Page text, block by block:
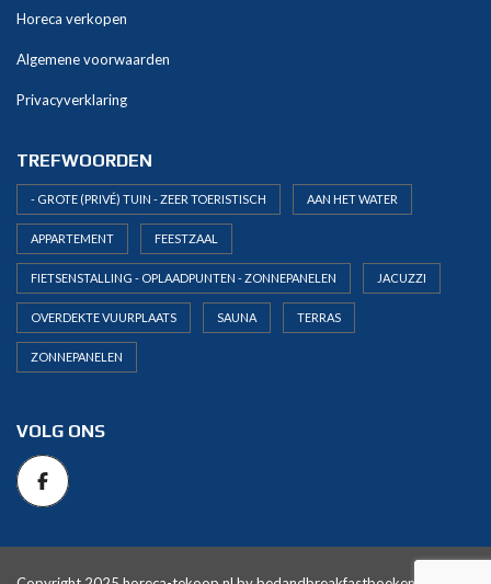
e
Horeca verkopen
Algemene voorwaarden
Privacyverklaring
TREFWOORDEN
- GROTE (PRIVÉ) TUIN - ZEER TOERISTISCH AAN HET WATER
APPARTEMENT FEESTZAAL
FIETSENSTALLING - OPLAADPUNTEN - ZONNEPANELEN JACUZZI
OVERDEKTE VUURPLAATS SAUNA TERRAS
ZONNEPANELEN
VOLG ONS